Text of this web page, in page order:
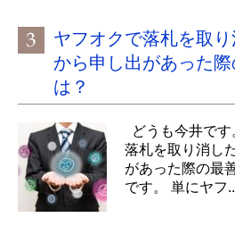
ヤフオクで落札を取
から申し出があった
は？
どうも今井で
落札を取り消し
があった際の最
です。 単にヤフ